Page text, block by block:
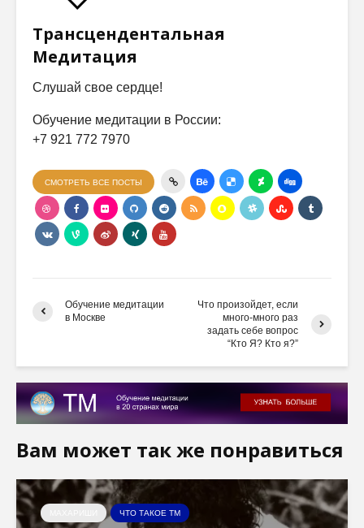
Трансцендентальная
Медитация
Слушай свое сердце!
Обучение медитации в России:
+7 921 772 7970
СМОТРЕТЬ ВСЕ ПОСТЫ
Обучение медитации
в Москве
Что произойдет, если
много-много раз
задать себе вопрос
“Кто Я? Кто я?”
Вам может так же понравиться
ЧТО ТАКОЕ ТМ